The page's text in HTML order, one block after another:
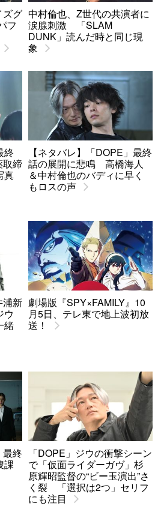
ズグ
フ
中村倫也、Z世代の共演者に
涙腺刺激 「SLAM
DUNK」読んだ時と同じ現
象
終
締
真
【ネタバレ】「DOPE」最終
話の展開に悲鳴 高橋海人
＆中村倫也のバディに早く
もロスの声
浦新
ウ
緒
劇場版『SPY×FAMILY』10
月5日、テレ東で地上波初放
送！
最終
課
「DOPE」ジウの衝撃シーン
で「仮面ライダーガヴ」杉
原輝昭監督の“ビー玉演出”さ
く裂 「選択は2つ」セリフ
にも注目